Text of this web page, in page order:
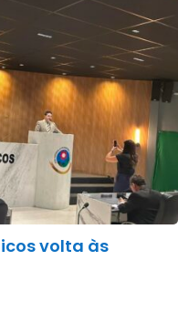
volta às